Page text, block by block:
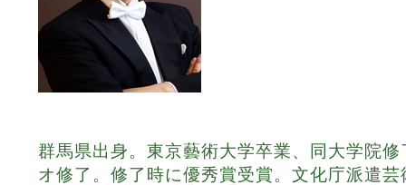
群馬県出身。東京藝術大学卒業、同大学院
オ修了。修了時に優秀賞受賞。文化庁派遣